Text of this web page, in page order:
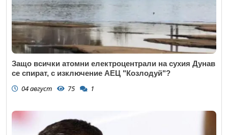
Защо всички атомни електроцентрали на сухия Дунав
се спират, с изключение АЕЦ "Козлодуй"?
04 август 75 1